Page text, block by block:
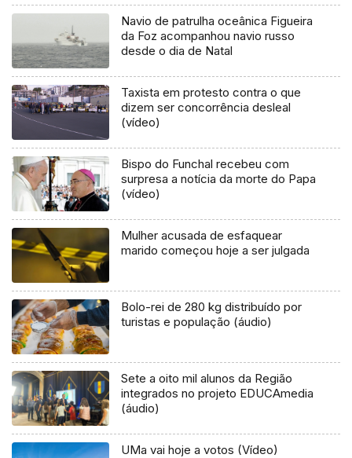
Navio de patrulha oceânica Figueira
da Foz acompanhou navio russo
desde o dia de Natal
Taxista em protesto contra o que
dizem ser concorrência desleal
(vídeo)
Bispo do Funchal recebeu com
surpresa a notícia da morte do Papa
(vídeo)
Mulher acusada de esfaquear
marido começou hoje a ser julgada
Bolo-rei de 280 kg distribuído por
turistas e população (áudio)
Sete a oito mil alunos da Região
integrados no projeto EDUCAmedia
(áudio)
UMa vai hoje a votos (Vídeo)